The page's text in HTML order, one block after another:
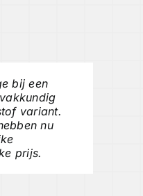
bij een
variant.
nu
prijs.